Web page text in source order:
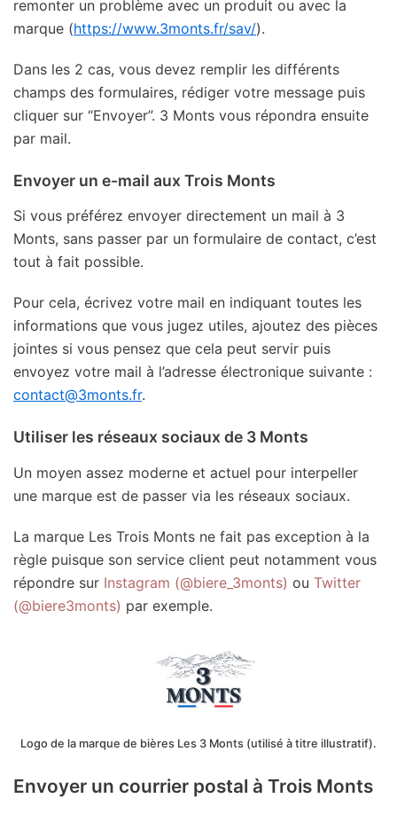
remonter un problème avec un produit ou avec la
marque (https://www.3monts.fr/sav/).
Dans les 2 cas, vous devez remplir les différents
champs des formulaires, rédiger votre message puis
cliquer sur “Envoyer”. 3 Monts vous répondra ensuite
par mail.
Envoyer un e-mail aux Trois Monts
Si vous préférez envoyer directement un mail à 3
Monts, sans passer par un formulaire de contact, c’est
tout à fait possible.
Pour cela, écrivez votre mail en indiquant toutes les
informations que vous jugez utiles, ajoutez des pièces
jointes si vous pensez que cela peut servir puis
envoyez votre mail à l’adresse électronique suivante :
contact@3monts.fr.
Utiliser les réseaux sociaux de 3 Monts
Un moyen assez moderne et actuel pour interpeller
une marque est de passer via les réseaux sociaux.
La marque Les Trois Monts ne fait pas exception à la
règle puisque son service client peut notamment vous
répondre sur Instagram (@biere_3monts) ou Twitter
(@biere3monts) par exemple.
Logo de la marque de bières Les 3 Monts (utilisé à titre illustratif).
Envoyer un courrier postal à Trois Monts